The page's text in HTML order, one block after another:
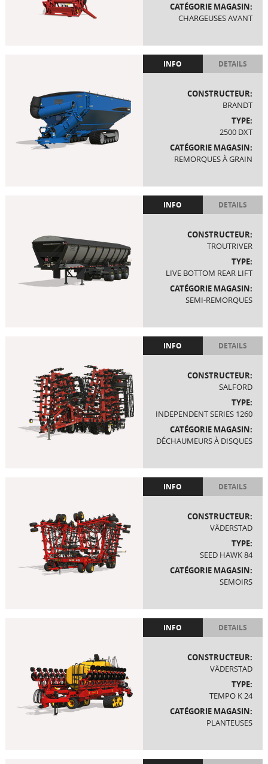
CATÉGORIE MAGASIN:
CHARGEUSES AVANT
INFO DETAILS
CONSTRUCTEUR:
BRANDT
TYPE:
2500 DXT
CATÉGORIE MAGASIN:
REMORQUES À GRAIN
INFO DETAILS
CONSTRUCTEUR:
TROUTRIVER
TYPE:
LIVE BOTTOM REAR LIFT
CATÉGORIE MAGASIN:
SEMI-REMORQUES
INFO DETAILS
CONSTRUCTEUR:
SALFORD
TYPE:
INDEPENDENT SERIES 1260
CATÉGORIE MAGASIN:
DÉCHAUMEURS À DISQUES
INFO DETAILS
CONSTRUCTEUR:
VÄDERSTAD
TYPE:
SEED HAWK 84
CATÉGORIE MAGASIN:
SEMOIRS
INFO DETAILS
CONSTRUCTEUR:
VÄDERSTAD
TYPE:
TEMPO K 24
CATÉGORIE MAGASIN:
PLANTEUSES